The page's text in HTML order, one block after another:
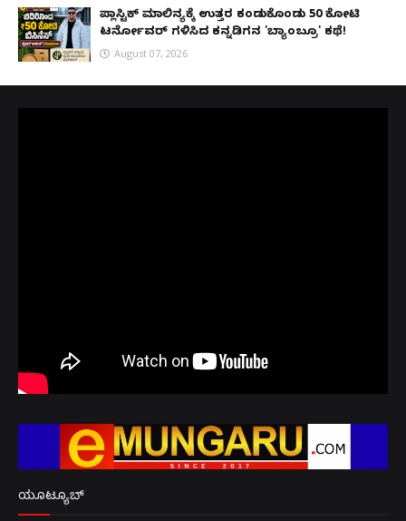
ಪ್ಲಾಸ್ಟಿಕ್ ಮಾಲಿನ್ಯಕ್ಕೆ ಉತ್ತರ ಕಂಡುಕೊಂಡು ₹50 ಕೋಟಿ
ಟರ್ನೋವರ್ ಗಳಿಸಿದ ಕನ್ನಡಿಗನ 'ಬ್ಯಾಂಬ್ರೂ' ಕಥೆ!
August 07, 2026
ಯೂಟ್ಯೂಬ್